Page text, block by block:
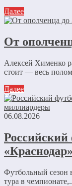
Далее
От
Алексей Хименко
стоит — весь
Далее
06.08.2026
Футбольный сезон
тура в